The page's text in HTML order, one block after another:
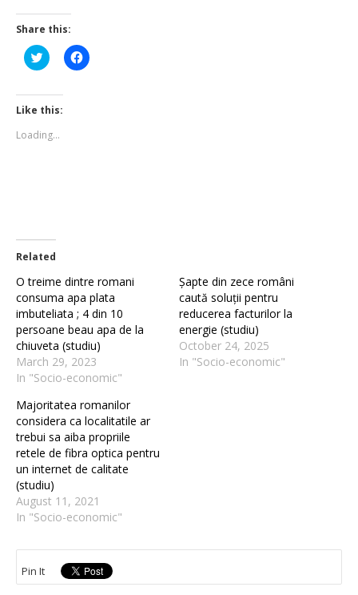
Share this:
Click
to
Twitter
(Opens
in
window)
Click
to
Like this:
Loading...
Related
O treime dintre romani
consuma apa plata
imbuteliata ; 4 din 10
persoane beau apa de la
chiuveta (studiu)
March 29, 2023
In "Socio-economic"
Șapte din zece români
caută soluții pentru
reducerea facturilor la
energie (studiu)
October 24, 2025
In "Socio-economic"
Majoritatea romanilor
considera ca localitatile ar
trebui sa aiba propriile
retele de fibra optica pentru
un internet de calitate
(studiu)
August 11, 2021
In "Socio-economic"
Pin It